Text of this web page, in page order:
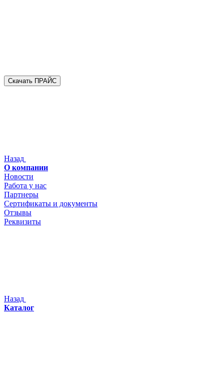
Скачать ПРАЙС
Назад
О компании
Новости
Работа у нас
Партнеры
Сертификаты и документы
Отзывы
Реквизиты
Назад
Каталог